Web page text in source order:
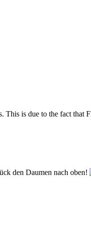
This is due to the fact that
den Daumen nach oben!